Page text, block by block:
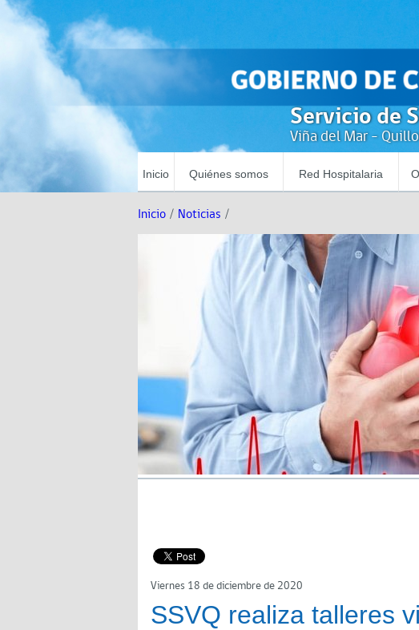
Servicio de
Viña del Mar -
Inicio Quiénes somos Red Hospitalaria
Inicio / Noticias /
Viernes 18 de diciembre de 2020
SSVQ realiza talleres